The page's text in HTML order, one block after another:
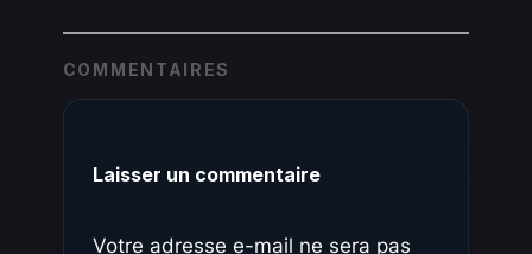
COMMENTAIRES
Laisser un commentaire
Votre adresse e-mail ne sera pas